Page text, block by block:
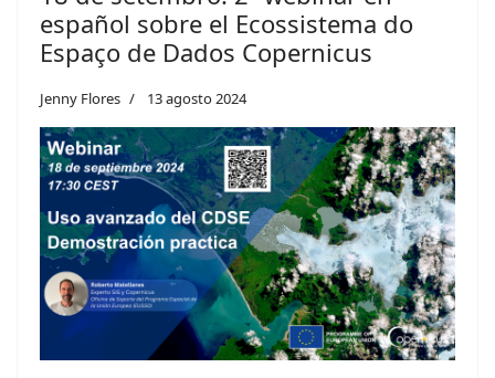
español sobre el Ecossistema do
Espaço de Dados Copernicus
Jenny Flores 13 agosto 2024